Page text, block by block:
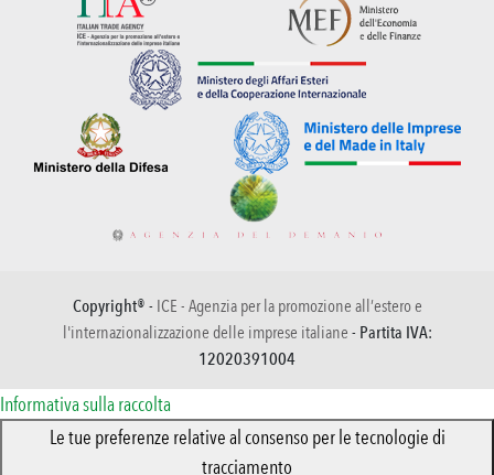
Copyright® - ICE - Agenzia per la promozione all’estero e
l'internazionalizzazione delle imprese italiane - Partita IVA:
12020391004
Informativa sulla raccolta
Le tue preferenze relative al consenso per le tecnologie di
tracciamento